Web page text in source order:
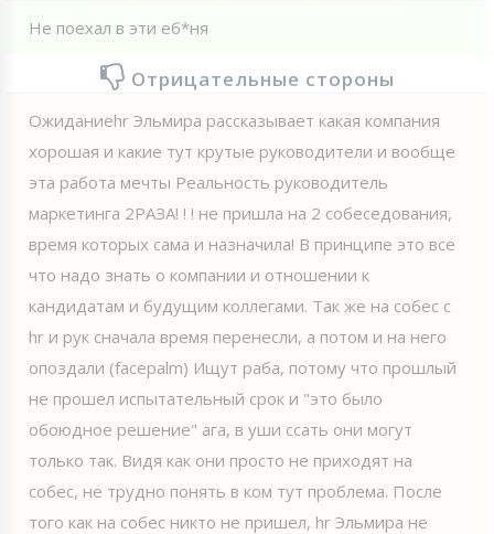
Не поехал в эти еб*ня
Отрицательные стороны
Ожиданиеhr Эльмира рассказывает какая компания
хорошая и какие тут крутые руководители и вообще
эта работа мечты Реальность руководитель
маркетинга 2РАЗА! ! ! не пришла на 2 собеседования,
время которых сама и назначила! В принципе это все
что надо знать о компании и отношении к
кандидатам и будущим коллегами. Так же на собес с
hr и рук сначала время перенесли, а потом и на него
опоздали (faсepalm) Ищут раба, потому что прошлый
не прошел испытательный срок и "это было
обоюдное решение" ага, в уши ссать они могут
только так. Видя как они просто не приходят на
собес, не трудно понять в ком тут проблема. После
того как на собес никто не пришел, hr Эльмира не